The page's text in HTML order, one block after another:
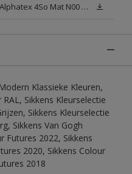
Veiligheidsinformatieblad Alphatex 4So Mat N00 (MSDS)
Klassieke Kleuren,
Sikkens Kleurselectie
Sikkens Kleurselectie
Sikkens Van Gogh
Futures 2022, Sikkens
2020, Sikkens Colour
2018